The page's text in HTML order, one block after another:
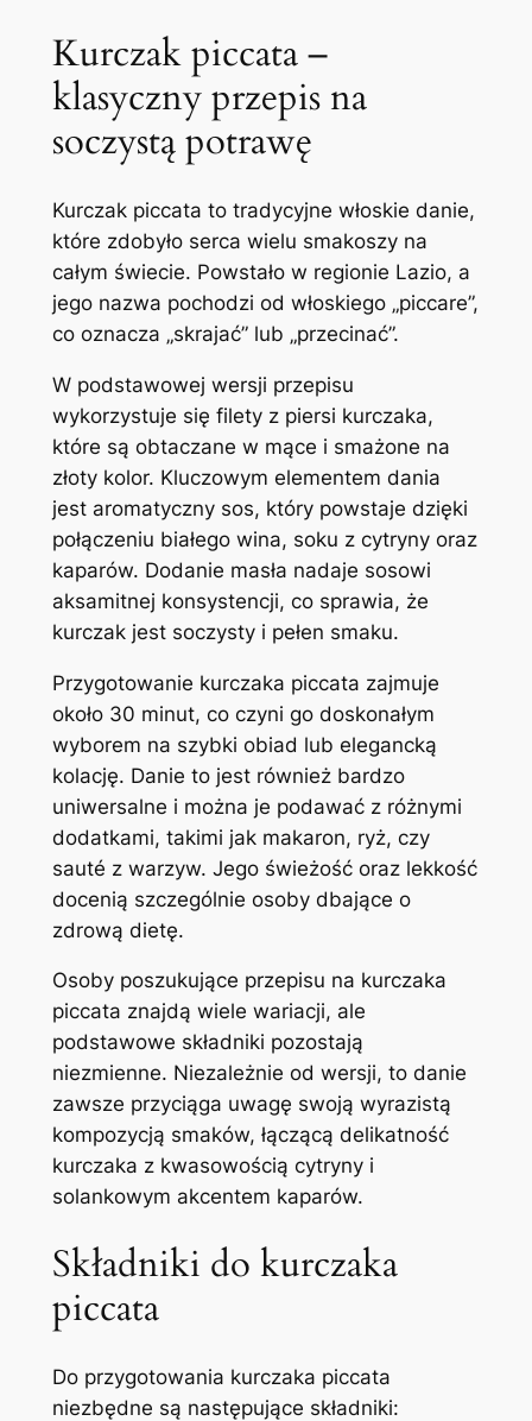
Kurczak piccata –
klasyczny przepis na
soczystą potrawę
Kurczak piccata to tradycyjne włoskie danie,
które zdobyło serca wielu smakoszy na
całym świecie. Powstało w regionie Lazio, a
jego nazwa pochodzi od włoskiego „piccare”,
co oznacza „skrajać” lub „przecinać”.
W podstawowej wersji przepisu
wykorzystuje się filety z piersi kurczaka,
które są obtaczane w mące i smażone na
złoty kolor. Kluczowym elementem dania
jest aromatyczny sos, który powstaje dzięki
połączeniu białego wina, soku z cytryny oraz
kaparów. Dodanie masła nadaje sosowi
aksamitnej konsystencji, co sprawia, że
kurczak jest soczysty i pełen smaku.
Przygotowanie kurczaka piccata zajmuje
około 30 minut, co czyni go doskonałym
wyborem na szybki obiad lub elegancką
kolację. Danie to jest również bardzo
uniwersalne i można je podawać z różnymi
dodatkami, takimi jak makaron, ryż, czy
sauté z warzyw. Jego świeżość oraz lekkość
docenią szczególnie osoby dbające o
zdrową dietę.
Osoby poszukujące przepisu na kurczaka
piccata znajdą wiele wariacji, ale
podstawowe składniki pozostają
niezmienne. Niezależnie od wersji, to danie
zawsze przyciąga uwagę swoją wyrazistą
kompozycją smaków, łączącą delikatność
kurczaka z kwasowością cytryny i
solankowym akcentem kaparów.
Składniki do kurczaka
piccata
Do przygotowania kurczaka piccata
niezbędne są następujące składniki: